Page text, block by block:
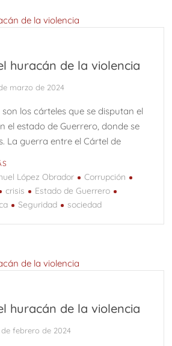
huracán de la violencia
marzo de 2024
los cárteles que se disputan el
el estado de Guerrero, donde se
La guerra entre el Cártel de
López Obrador
Corrupción
crisis
Estado de Guerrero
Seguridad sociedad
huracán de la violencia
de febrero de 2024